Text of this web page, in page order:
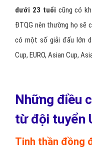
dưới 23 tuổi cũng có
ĐTQG nên thường họ sẽ
có một số giải đấu lớn
Cup, EURO, Asian Cup,
Những điều
từ đội tuyển
Tinh thần đồng